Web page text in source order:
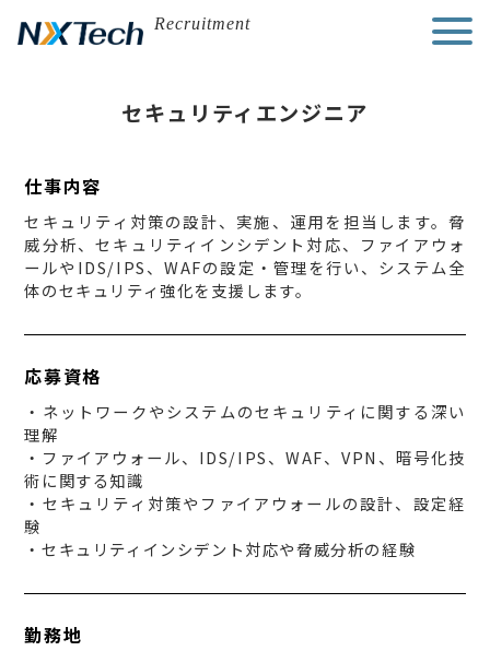
to
Recruitment
セキュリティエンジニア
仕事内容
セキュリティ対策の設計、実施、運用を担当します。脅
威分析、セキュリティインシデント対応、ファイアウォ
ールやIDS/IPS、WAFの設定・管理を行い、システム全
体のセキュリティ強化を支援します。
応募資格
・ネットワークやシステムのセキュリティに関する深い
理解
・ファイアウォール、IDS/IPS、WAF、VPN、暗号化技
術に関する知識
・セキュリティ対策やファイアウォールの設計、設定経
験
・セキュリティインシデント対応や脅威分析の経験
勤務地